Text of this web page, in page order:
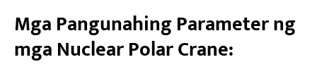
Mga Pangunahing Parameter ng
mga Nuclear Polar Crane: